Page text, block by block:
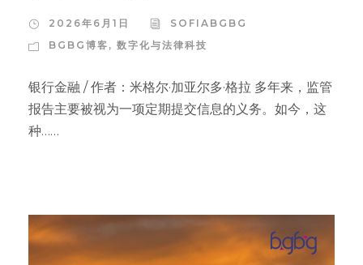
2026年6月1日
SOFIABGBG
BGBG博客 , 数字化与法律科技
银行金融 / 作者：米格尔·加亚尔多·格拉 多年来，监管
报告主要被视为一项定期提交信息的义务。如今，这
种……